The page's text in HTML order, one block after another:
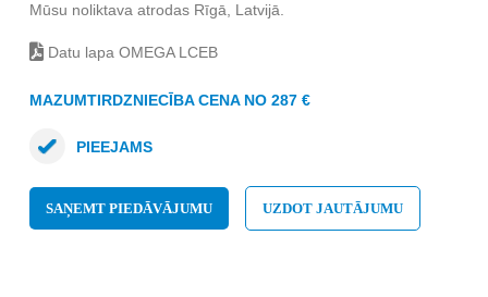
Mūsu noliktava atrodas Rīgā, Latvijā.
Datu lapa OMEGA LCEB
MAZUMTIRDZNIECĪBA CENA NO 287 €
PIEEJAMS
SAŅEMT PIEDĀVĀJUMU UZDOT JAUTĀJUMU